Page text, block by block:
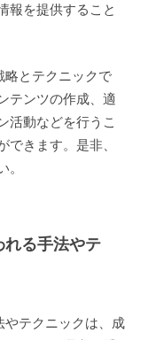
報を提供すること
略とテクニックで
テンツの作成、適
活動などを行うこ
きます。是非、
れる手法やテ
テクニックは、成